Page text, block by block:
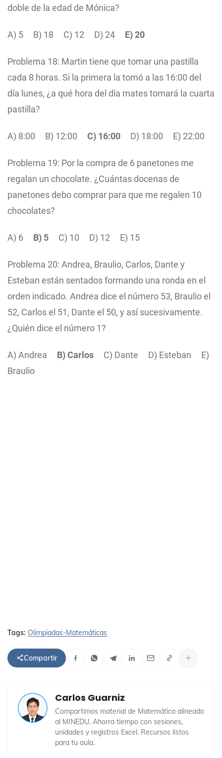
doble de la edad de Mónica?
A) 5 B) 18 C) 12 D) 24 E) 20
Problema 18: Martin tiene que tomar una pastilla
cada 8 horas. Si la primera la tomó a las 16:00 del
día lunes, ¿a qué hora del día mates tomará la cuarta
pastilla?
A) 8:00 B) 12:00 C) 16:00 D) 18:00 E) 22:00
Problema 19: Por la compra de 6 panetones me
regalan un chocolate. ¿Cuántas docenas de
panetones debo comprar para que me regalen 10
chocolates?
A) 6 B) 5 C) 10 D) 12 E) 15
Problema 20: Andrea, Braulio, Carlos, Dante y
Esteban están sentados formando una ronda en el
orden indicado. Andrea dice el número 53, Braulio el
52, Carlos el 51, Dante el 50, y así sucesivamente.
¿Quién dice el número 1?
A) Andrea B) Carlos C) Dante D) Esteban
E)
Braulio
Tags: Olimpiadas-Matemáticas
Compartir
Carlos Guarniz
Compartimos material de Matemática alineado
al MINEDU. Ahorra tiempo con sesiones,
unidades y registros Excel. Recursos listos
para tu aula.